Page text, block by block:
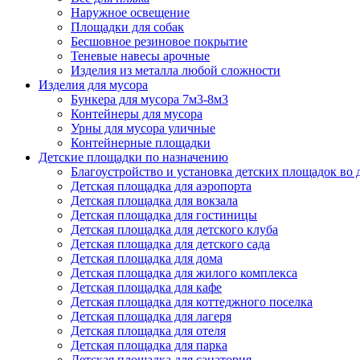
Наружное освещение
Площадки для собак
Бесшовное резиновое покрытие
Теневые навесы арочные
Изделия из металла любой сложности
Изделия для мусора
Бункера для мусора 7м3-8м3
Контейнеры для мусора
Урны для мусора уличные
Контейнерные площадки
Детские площадки по назначению
Благоустройство и установка детских площадок
Детская площадка для аэропорта
Детская площадка для вокзала
Детская площадка для гостиницы
Детская площадка для детского клуба
Детская площадка для детского сада
Детская площадка для дома
Детская площадка для жилого комплекса
Детская площадка для кафе
Детская площадка для коттеджного поселка
Детская площадка для лагеря
Детская площадка для отеля
Детская площадка для парка